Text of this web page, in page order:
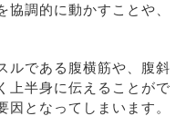
調的に動かすことや、
ルである腹横筋や、腹斜
上半身に伝えることがで
となってしまいます。